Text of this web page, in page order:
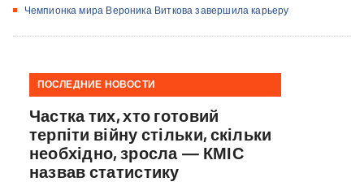
Чемпионка мира Вероника Виткова завершила карьеру
ПОСЛЕДНИЕ НОВОСТИ
Частка тих, хто готовий
терпіти війну стільки, скільки
необхідно, зросла — КМІС
назвав статистику